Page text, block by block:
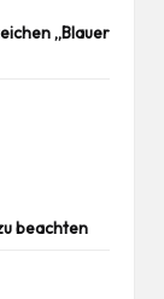
„Blauer
beachten